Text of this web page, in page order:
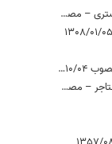
آیین‌نامه لایحه قانونی استقلال کانون وکلا دادگستری – مصوب 1334/09/01
آیین‌نامه اجرایی قانون شوراهای حل اختلاف – مصوب 1395/10/04
قانون الحاق یک ماده به قانون روابط موجر و مستاجر – مصوب 1365/08/15